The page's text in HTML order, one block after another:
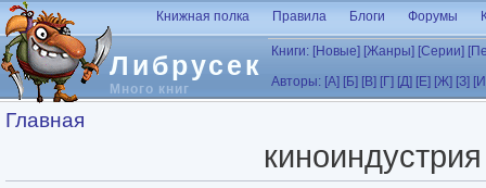
Перейти к основному содержанию
Либрусек
Много книг
Книжная полка Правила Блоги Форумы
Книги: [Новые] [Жанры] [Серии]
Авторы: [А] [Б] [В] [Г] [Д] [Е] [Ж] [З]
Вы здесь
Главная
киноиндустрия